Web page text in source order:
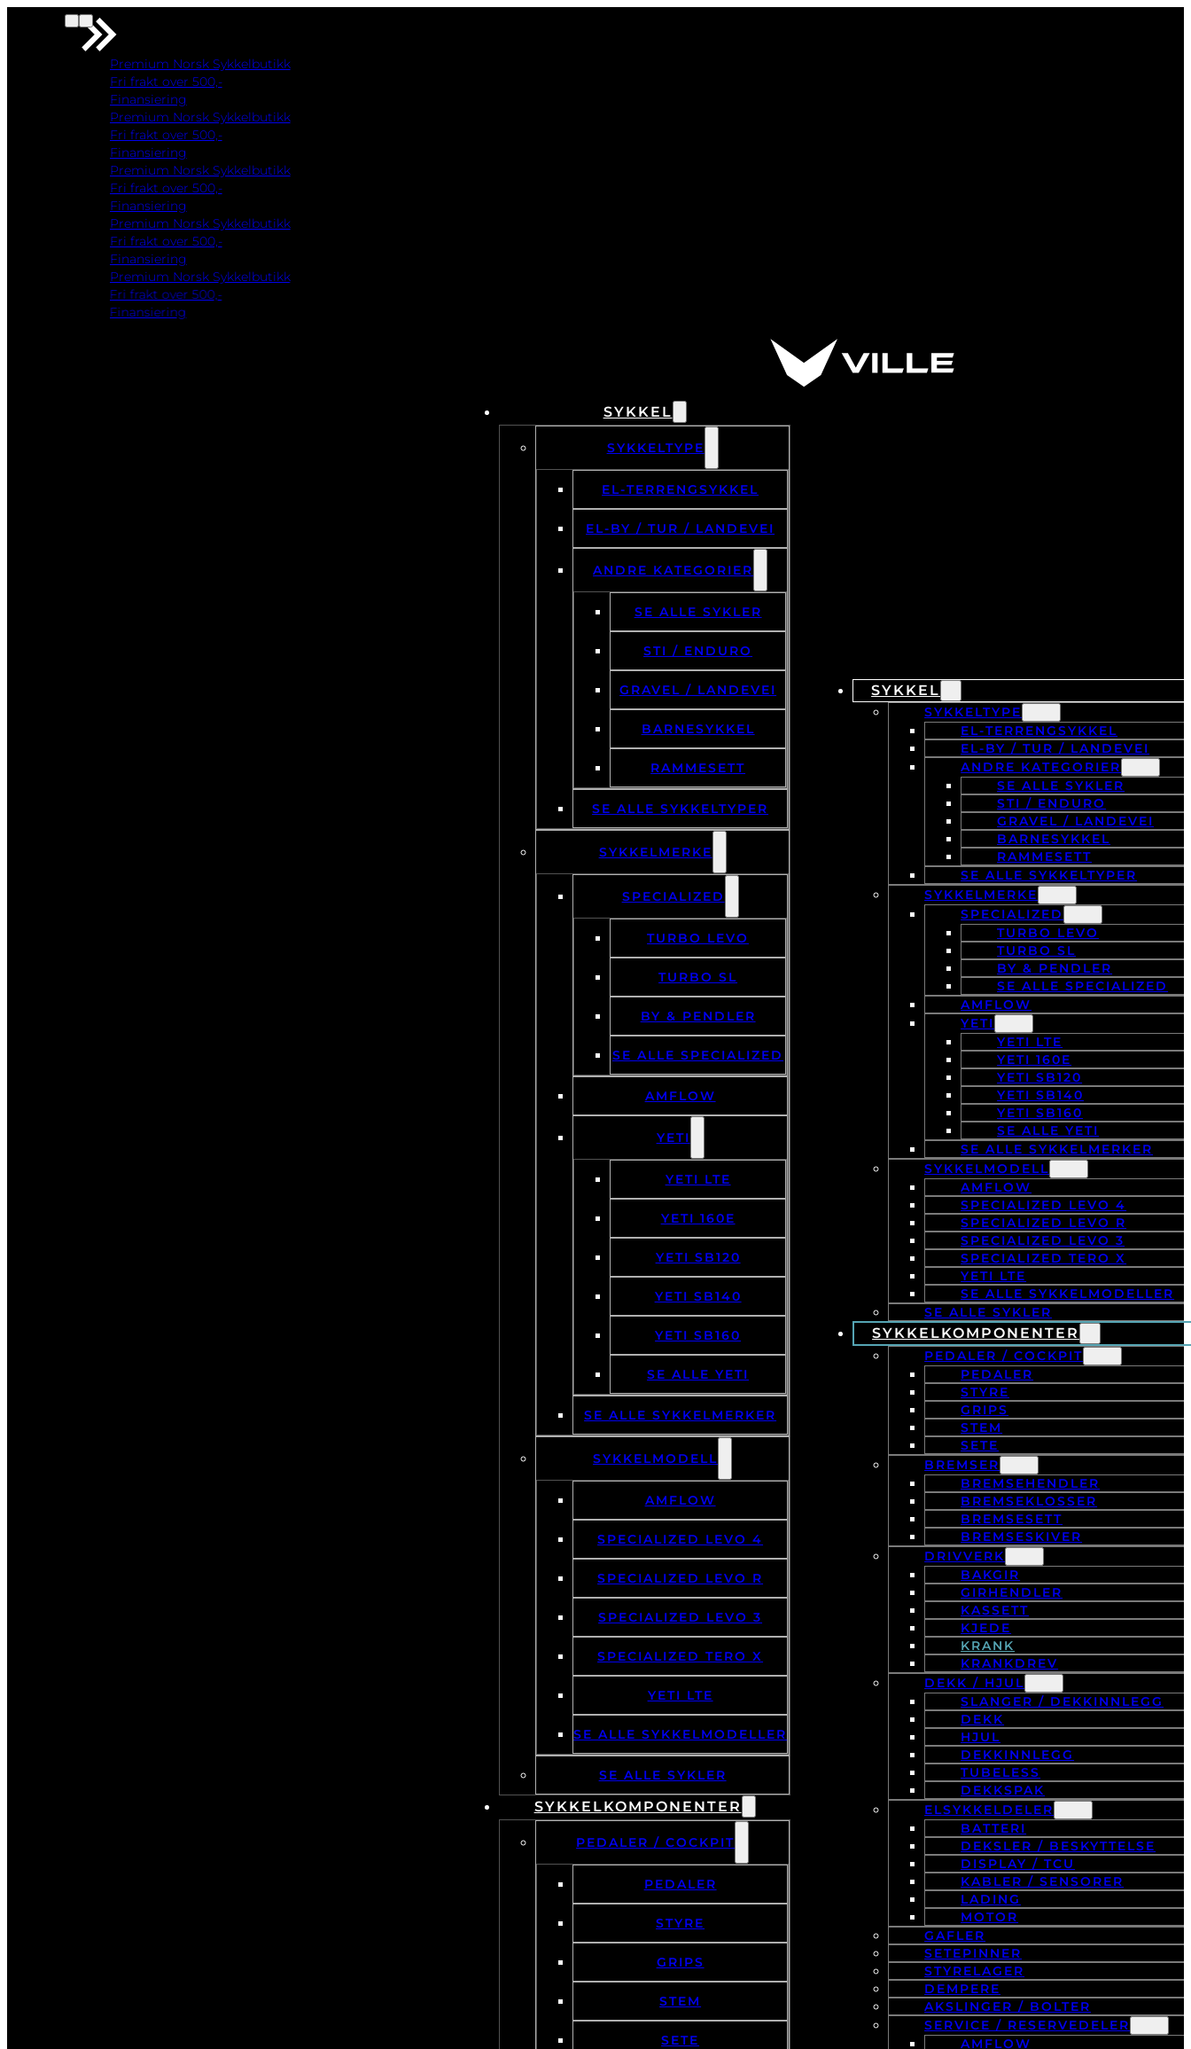
Premium Norsk Sykkelbutikk
Fri frakt over 500,-
Finansiering
Premium Norsk Sykkelbutikk
Fri frakt over 500,-
Finansiering
Premium Norsk Sykkelbutikk
Fri frakt over 500,-
Finansiering
Premium Norsk Sykkelbutikk
Fri frakt over 500,-
Finansiering
Premium Norsk Sykkelbutikk
Fri frakt over 500,-
Finansiering
SYKKEL
SYKKELTYPE
EL-TERRENGSYKKEL
EL-BY / TUR / LANDEVEI
ANDRE KATEGORIER
SE ALLE SYKLER
STI / ENDURO
GRAVEL / LANDEVEI
BARNESYKKEL
RAMMESETT
SE ALLE SYKKELTYPER
SYKKELMERKE
SPECIALIZED
TURBO LEVO
TURBO SL
BY & PENDLER
SE ALLE SPECIALIZED
AMFLOW
YETI
YETI LTE
YETI 160E
YETI SB120
YETI SB140
YETI SB160
SE ALLE YETI
SE ALLE SYKKELMERKER
SYKKELMODELL
AMFLOW
SPECIALIZED LEVO 4
SPECIALIZED LEVO R
SPECIALIZED LEVO 3
SPECIALIZED TERO X
YETI LTE
SE ALLE SYKKELMODELLER
SE ALLE SYKLER
SYKKELKOMPONENTER
PEDALER / COCKPIT
PEDALER
STYRE
GRIPS
STEM
SETE
SYKKEL
SYKKELTYPE
EL-TERRENGSYKKEL
EL-BY / TUR / LANDEVEI
ANDRE KATEGORIER
SE ALLE SYKLER
STI / ENDURO
GRAVEL / LANDEVEI
BARNESYKKEL
RAMMESETT
SE ALLE SYKKELTYPER
SYKKELMERKE
SPECIALIZED
TURBO LEVO
TURBO SL
BY & PENDLER
SE ALLE SPECIALIZED
AMFLOW
YETI
YETI LTE
YETI 160E
YETI SB120
YETI SB140
YETI SB160
SE ALLE YETI
SE ALLE SYKKELMERKER
SYKKELMODELL
AMFLOW
SPECIALIZED LEVO 4
SPECIALIZED LEVO R
SPECIALIZED LEVO 3
SPECIALIZED TERO X
YETI LTE
SE ALLE SYKKELMODELLER
SE ALLE SYKLER
SYKKELKOMPONENTER
PEDALER / COCKPIT
PEDALER
STYRE
GRIPS
STEM
SETE
BREMSER
BREMSEHENDLER
BREMSEKLOSSER
BREMSESETT
BREMSESKIVER
DRIVVERK
BAKGIR
GIRHENDLER
KASSETT
KJEDE
KRANK
KRANKDREV
DEKK / HJUL
SLANGER / DEKKINNLEGG
DEKK
HJUL
DEKKINNLEGG
TUBELESS
DEKKSPAK
ELSYKKELDELER
BATTERI
DEKSLER / BESKYTTELSE
DISPLAY / TCU
KABLER / SENSORER
LADING
MOTOR
GAFLER
SETEPINNER
STYRELAGER
DEMPERE
AKSLINGER / BOLTER
SERVICE / RESERVEDELER
AMFLOW